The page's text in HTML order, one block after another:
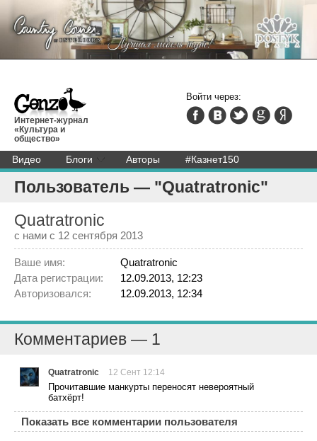
Интернет-журнал
«Культура и
общество»
Видео Блоги Авторы #Казнет150
Войти через:
Пользователь — "Quatratronic"
Quatratronic
с нами с 12 сентября 2013
Ваше имя:
Quatratronic
Дата регистрации:
12.09.2013, 12:23
Авторизовался:
12.09.2013, 12:34
Комментариев — 1
Quatratronic 12 Сент 12:14
Прочитавшие манкурты переносят невероятный
батхёрт!
Показать все комментарии пользователя